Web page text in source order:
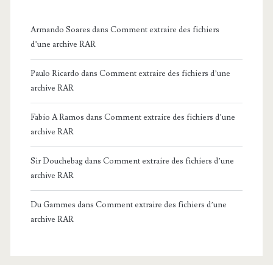
Armando Soares dans Comment extraire des fichiers
d’une archive RAR
Paulo Ricardo dans Comment extraire des fichiers d’une
archive RAR
Fabio A Ramos dans Comment extraire des fichiers d’une
archive RAR
Sir Douchebagdans Comment extraire des fichiers d’une
archive RAR
Du Gammes dans Comment extraire des fichiers d’une
archive RAR